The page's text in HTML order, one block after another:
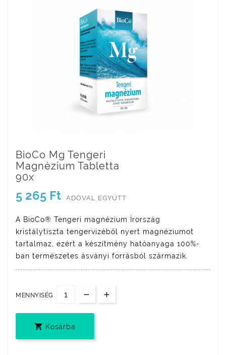
BioCo Mg Tengeri
Magnézium Tabletta
90x
5 265 Ft ADÓVAL EGYÜTT
A BioCo® Tengeri magnézium Írország
kristálytiszta tengervizéből nyert magnéziumot
tartalmaz, ezért a készítmény hatóanyaga 100%-
ban természetes ásványi forrásból származik.
MENNYISÉG
 Kosárba